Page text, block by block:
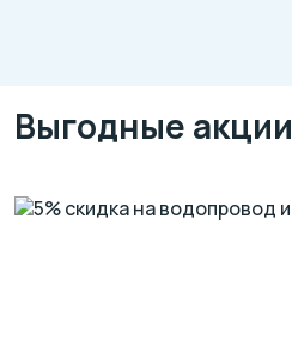
Выгодные акции